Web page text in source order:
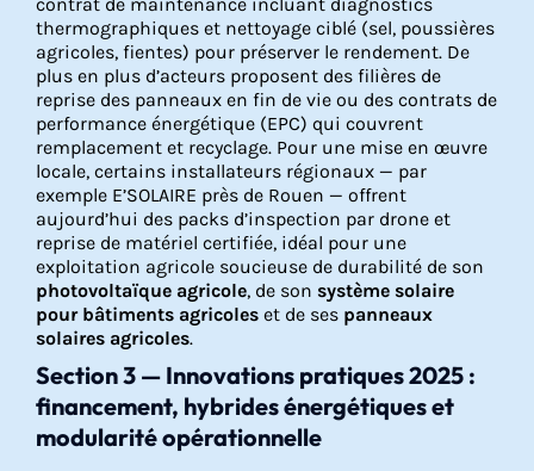
thermographiques et nettoyage ciblé (sel, poussières
agricoles, fientes) pour préserver le rendement. De
plus en plus d’acteurs proposent des filières de
reprise des panneaux en fin de vie ou des contrats de
performance énergétique (EPC) qui couvrent
remplacement et recyclage. Pour une mise en œuvre
locale, certains installateurs régionaux — par
exemple E’SOLAIRE près de Rouen — offrent
aujourd’hui des packs d’inspection par drone et
reprise de matériel certifiée, idéal pour une
exploitation agricole soucieuse de durabilité de son
photovoltaïque agricole, de son système solaire
pour bâtiments agricoles et de ses panneaux
solaires agricoles.
Section 3 — Innovations pratiques 2025 :
financement, hybrides énergétiques et
modularité opérationnelle